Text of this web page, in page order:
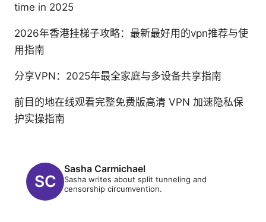
time in 2025
2026年香港挂梯子攻略：最新最好用的vpn推荐与使
用指南
分享VPN：2025年最全家庭与多设备共享指南
前目的地在线观看完整免费版高清 VPN 加速隐私保
护实操指南
Sasha Carmichael
Sasha writes about split tunneling and
censorship circumvention.